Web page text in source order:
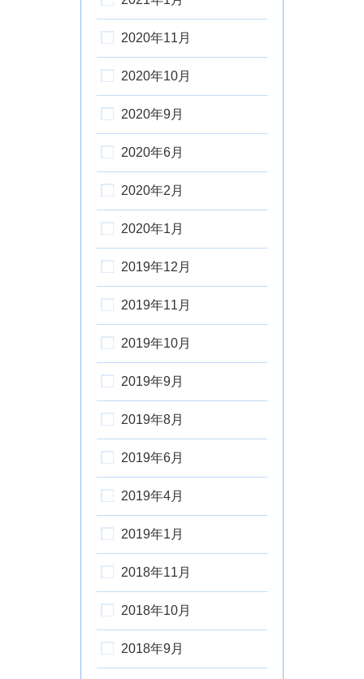
2020年11月
2020年10月
2020年9月
2020年6月
2020年2月
2020年1月
2019年12月
2019年11月
2019年10月
2019年9月
2019年8月
2019年6月
2019年4月
2019年1月
2018年11月
2018年10月
2018年9月